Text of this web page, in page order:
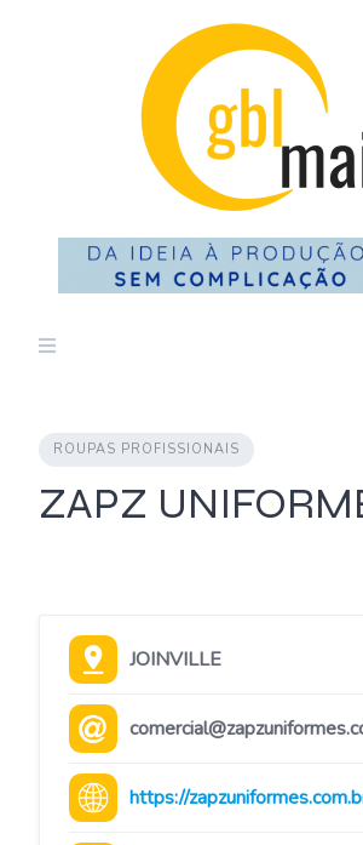
ROUPAS PROFISSIONAIS
ZAPZ
JOINVILLE
https://